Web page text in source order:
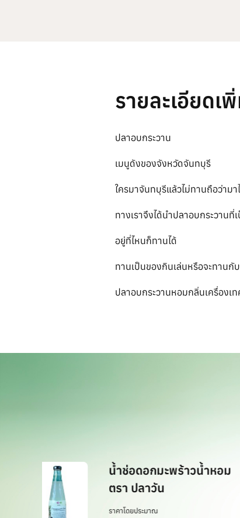
รายละเอียดเ
ปลาอบกระวาน
เมนูดังของจังหวัดจันทบุรี
ใครมาจันทบุรีแล้วไม่ทานถือว่ามา
ทางเราจึงได้นำปลาอบกระวาน
อยู่ที่ไหนก็ทานได้
ทานเป็นของกินเล่นหรือจะทานกั
ปลาอบกระวานหอมกลิ่นเครื่องเ
น้ำช่อดอกมะพร้าวน้ำหอม
ตรา ปลาวัน
ราคาโดยประมาณ